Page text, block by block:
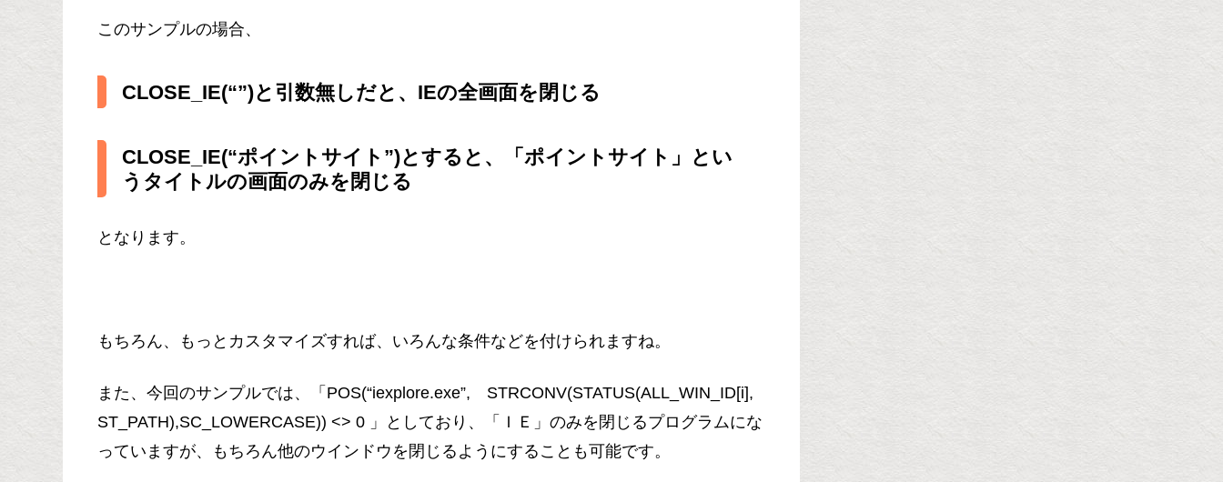
このサンプルの場合、
CLOSE_IE(“”)と引数無しだと、IEの全画面を閉じる
CLOSE_IE(“ポイントサイト”)とすると、「ポイントサイト」とい
うタイトルの画面のみを閉じる
となります。
もちろん、もっとカスタマイズすれば、いろんな条件などを付けられますね。
また、今回のサンプルでは、「POS(“iexplore.exe”, STRCONV(STATUS(ALL_WIN_ID[i],
ST_PATH),SC_LOWERCASE)) <> 0 」としており、「ＩＥ」のみを閉じるプログラムにな
っていますが、もちろん他のウインドウを閉じるようにすることも可能です。